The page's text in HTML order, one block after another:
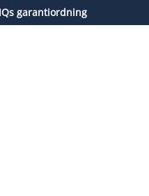
garantiordning